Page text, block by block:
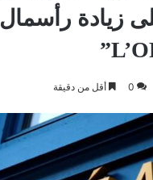
زيادة رأسمال
0 أقل من دقيقة